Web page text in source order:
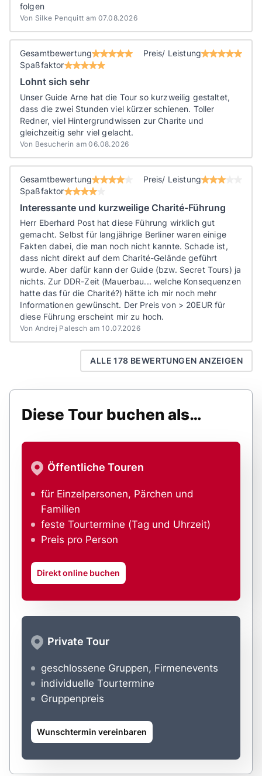
folgen
Von Silke Penquitt am 07.08.2026
Gesamtbewertung
Preis/ Leistung
Spaßfaktor
Lohnt sich sehr
Unser Guide Arne hat die Tour so kurzweilig gestaltet,
dass die zwei Stunden viel kürzer schienen. Toller
Redner, viel Hintergrundwissen zur Charite und
gleichzeitig sehr viel gelacht.
Von Besucherin am 06.08.2026
Gesamtbewertung
Preis/ Leistung
Spaßfaktor
Interessante und kurzweilige Charité-Führung
Herr Eberhard Post hat diese Führung wirklich gut
gemacht. Selbst für langjährige Berliner waren einige
Fakten dabei, die man noch nicht kannte. Schade ist,
dass nicht direkt auf dem Charité-Gelände geführt
wurde. Aber dafür kann der Guide (bzw. Secret Tours) ja
nichts. Zur DDR-Zeit (Mauerbau... welche Konsequenzen
hatte das für die Charité?) hätte ich mir noch mehr
Informationen gewünscht. Der Preis von > 20EUR für
diese Führung erscheint mir zu hoch.
Von Andrej Palesch am 10.07.2026
ALLE 178 BEWERTUNGEN ANZEIGEN
Diese Tour buchen als…
Öffentliche Touren
für Einzelpersonen, Pärchen und
Familien
feste Tourtermine (Tag und Uhrzeit)
Preis pro Person
Direkt online buchen
Private Tour
geschlossene Gruppen, Firmenevents
individuelle Tourtermine
Gruppenpreis
Wunschtermin vereinbaren